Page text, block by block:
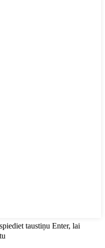
taustiņu Enter, lai